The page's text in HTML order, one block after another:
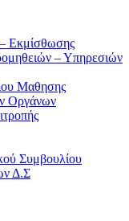
Εκμίσθωσης
– Υπηρεσιών
Μαθησης
Οργάνων
Συμβουλίου
Δ.Σ